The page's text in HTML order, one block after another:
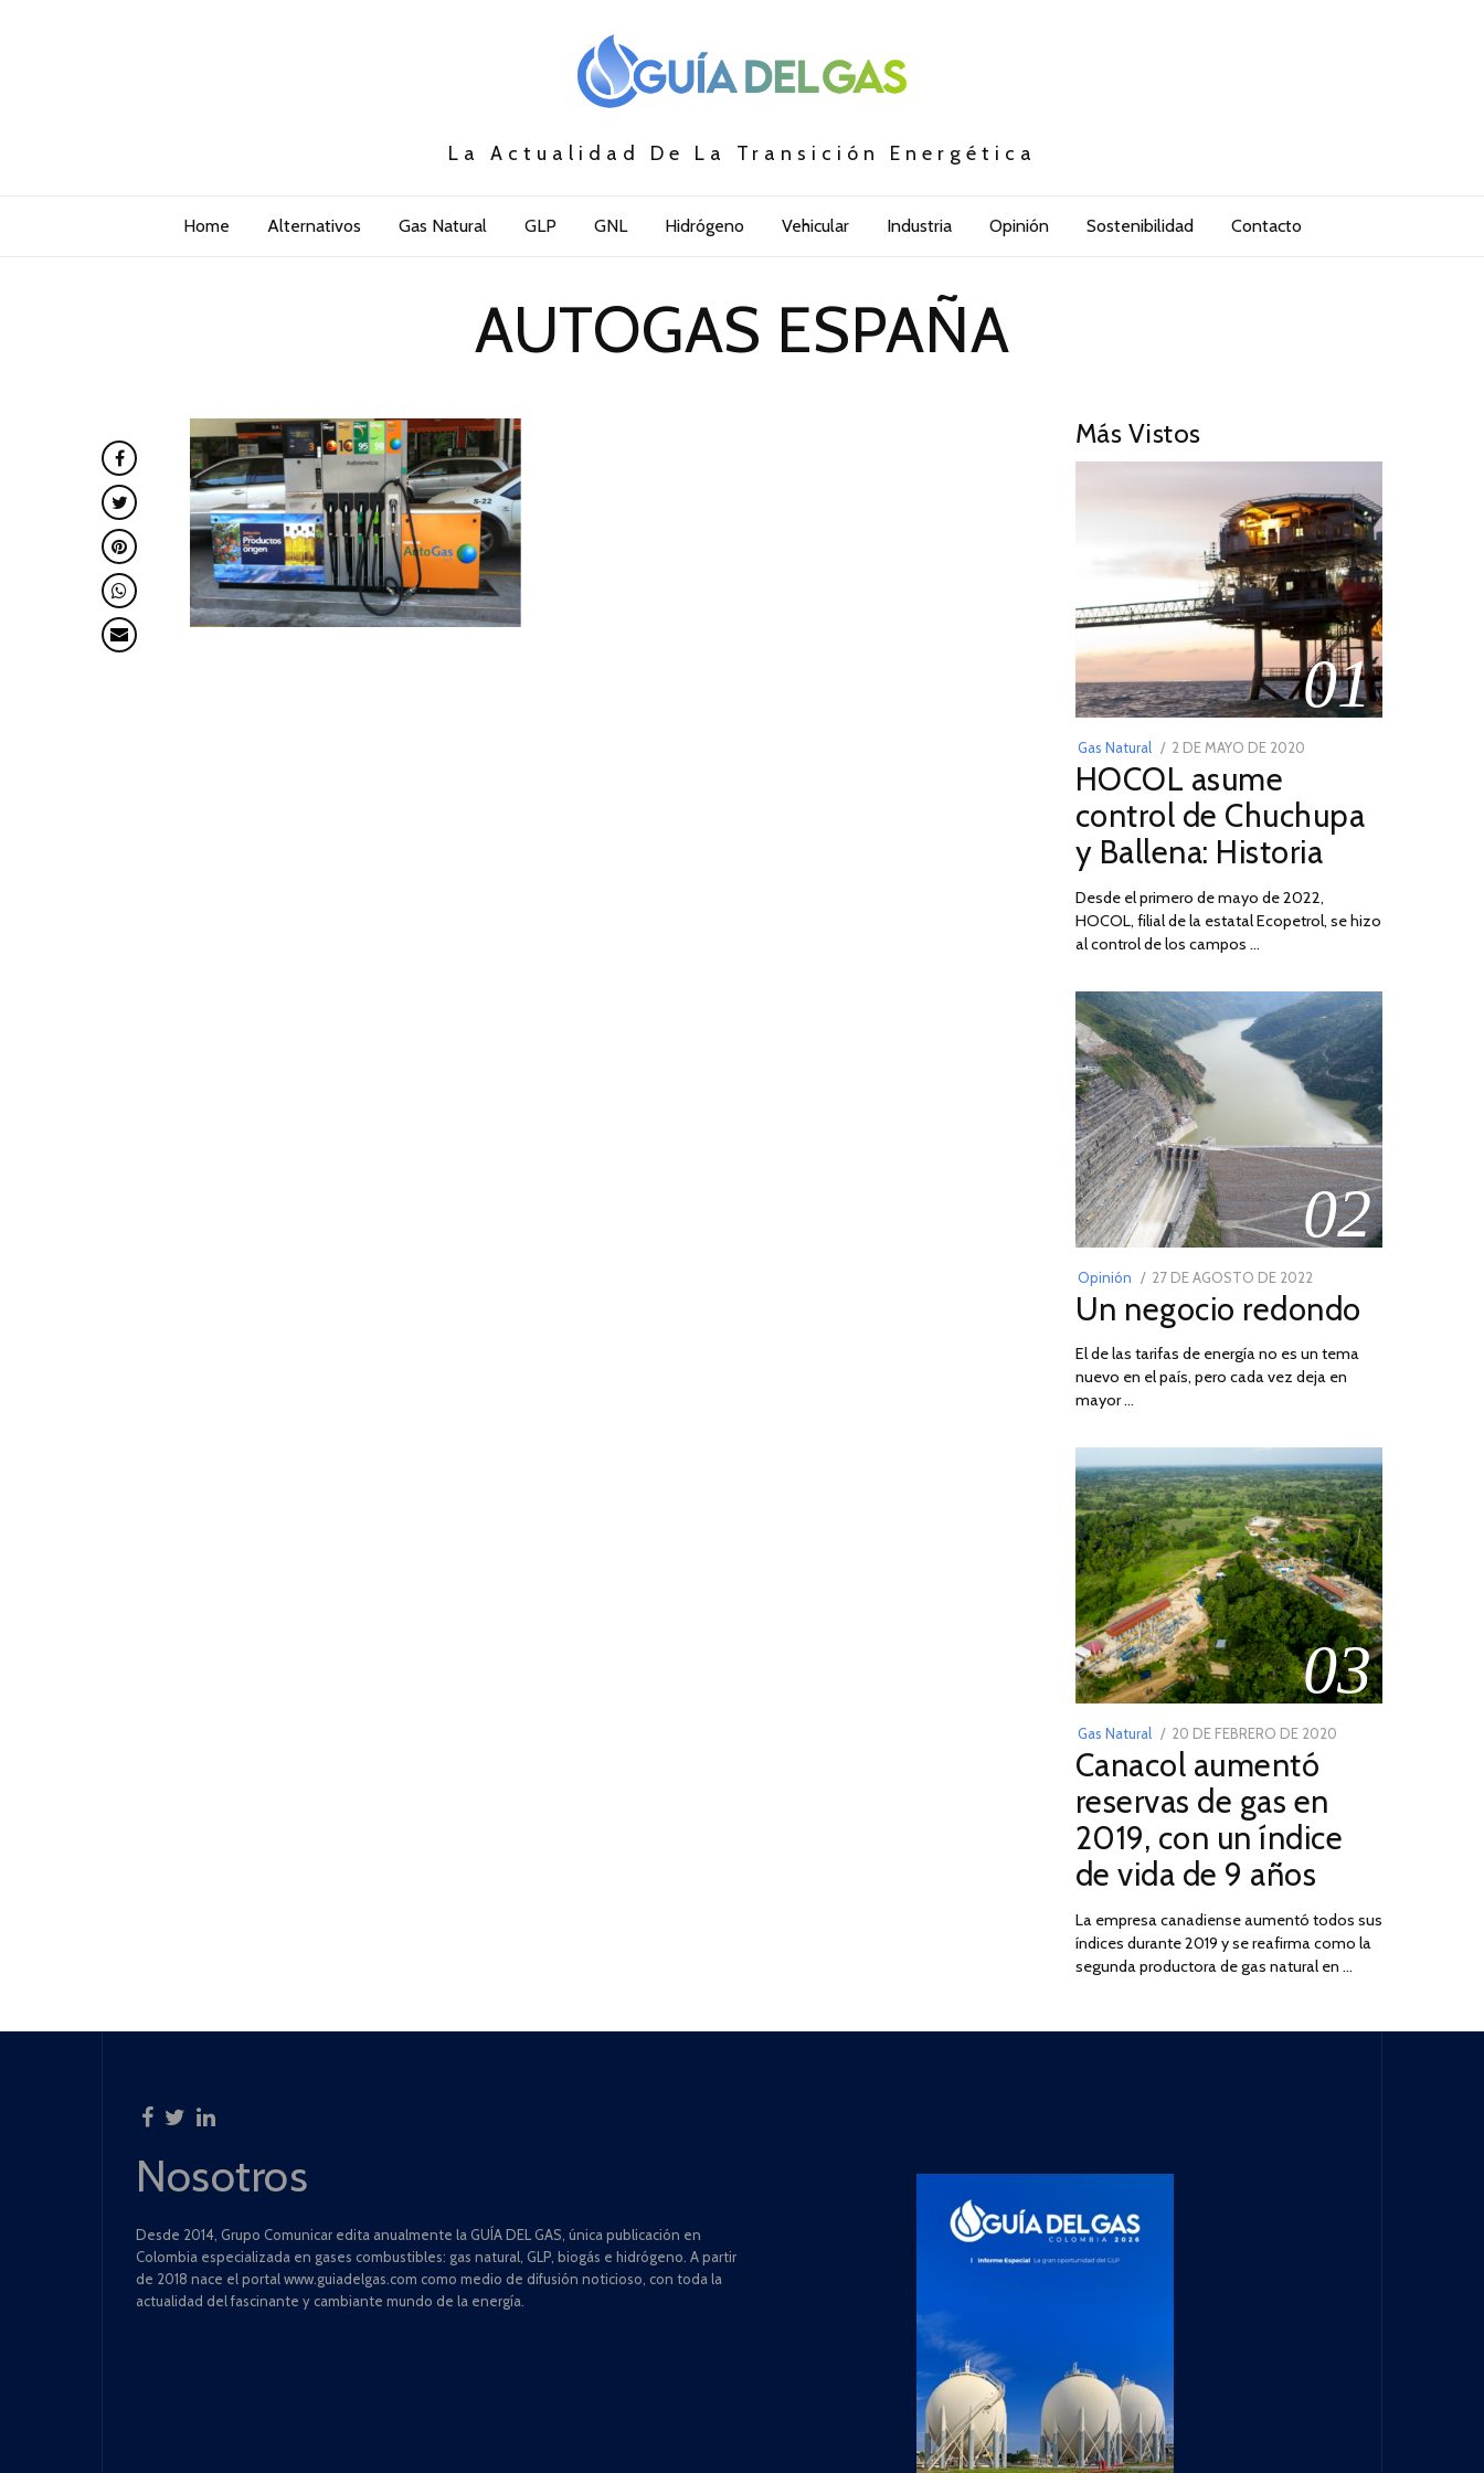
La Actualidad De La Transición Energética
Home Alternativos Gas Natural GLP GNL Hidrógeno Vehicular Industria Opinión Sostenibilidad Contacto
AUTOGAS ESPAÑA
Más Vistos
01
Gas Natural
POSTED
ON
2 DE MAYO DE 2020
DE
2026
HOCOL asume
control de Chuchupa
y Ballena: Historia
Desde el primero de mayo de 2022,
HOCOL, filial de la estatal Ecopetrol, se hizo
al control de los campos …
02
Opinión
POSTED
ON
27 DE AGOSTO DE 2022
DE
DE
2022
Un negocio redondo
El de las tarifas de energía no es un tema
nuevo en el país, pero cada vez deja en
mayor …
03
Gas Natural
POSTED
ON
20 DE FEBRERO DE 2020
2025
Canacol aumentó
reservas de gas en
2019, con un índice
de vida de 9 años
La empresa canadiense aumentó todos sus
índices durante 2019 y se reafirma como la
segunda productora de gas natural en …
Nosotros
Desde 2014, Grupo Comunicar edita anualmente la GUÍA DEL GAS, única publicación en
Colombia especializada en gases combustibles: gas natural, GLP, biogás e hidrógeno. A partir
de 2018 nace el portal www.guiadelgas.com como medio de difusión noticioso, con toda la
actualidad del fascinante y cambiante mundo de la energía.